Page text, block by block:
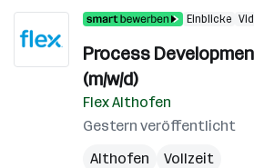
Einblicke
Process
(m/w/d)
Flex Althofen
Gestern veröffentlicht
Althofen
Vollzeit